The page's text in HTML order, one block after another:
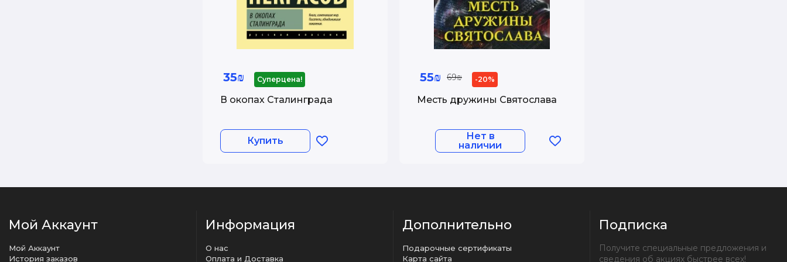
35₪ Суперцена!
В окопах Сталинграда
Купить
55₪ 69₪ -20%
Месть дружины Святослава
Нет в
наличии
Мой Аккаунт
Мой Аккаунт
История заказов
Информация
О нас
Оплата и Доставка
Дополнительно
Подарочные сертификаты
Карта сайта
Подписка
Получите специальные предложения и
сведения об акциях быстрее всех!